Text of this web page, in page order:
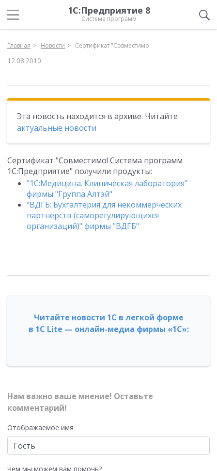
1С:Предприятие 8
Система программ
Главная Новости Сертификат "Совместимо
12.08.2010
Эта новость находится в архиве. Читайте
актуальные новости
Сертификат "Совместимо! Система программ
1С:Предприятие" получили продукты:
"1С:Медицина. Клиническая лаборатория"
фирмы "Группа Алтэй"
"ВДГБ: Бухгалтерия для некоммерческих
партнерств (саморегулирующихся
организаций)" фирмы "ВДГБ"
Читайте новости 1С в легкой форме
в 1С Lite — онлайн-медиа фирмы «1С»:
Нам важно ваше мнение! Оставьте
комментарий!
Отображаемое имя
Чем мы можем вам помочь?